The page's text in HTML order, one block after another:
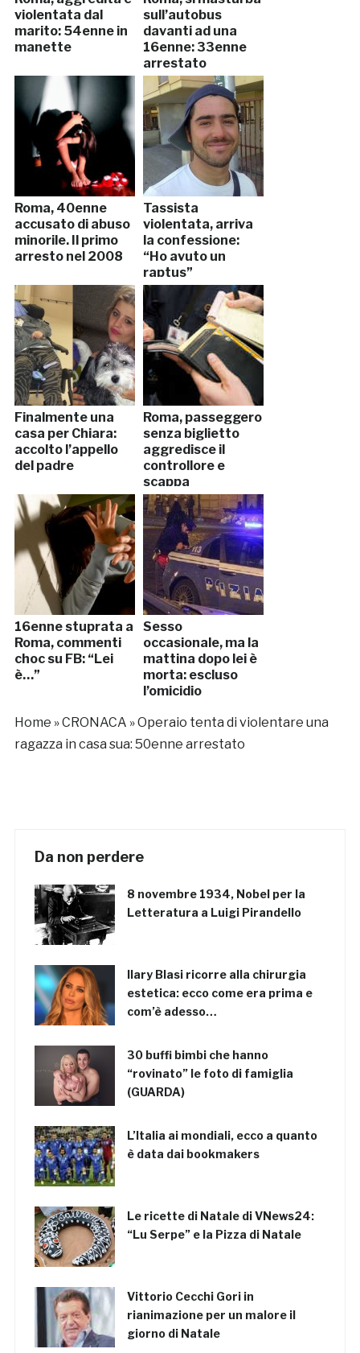
violentata dal
marito: 54enne in
manette
sull’autobus
davanti ad una
16enne: 33enne
arrestato
Roma, 40enne
accusato di abuso
minorile. Il primo
arresto nel 2008
Tassista
violentata, arriva
la confessione:
“Ho avuto un
raptus”
Finalmente una
casa per Chiara:
accolto l’appello
del padre
Roma, passeggero
senza biglietto
aggredisce il
controllore e
scappa
16enne stuprata a
Roma, commenti
choc su FB: “Lei
è…”
Sesso
occasionale, ma la
mattina dopo lei è
morta: escluso
l’omicidio
Home »CRONACA »Operaio tenta di violentare una
ragazza in casa sua: 50enne arrestato
Da non perdere
8 novembre 1934, Nobel per la
Letteratura a Luigi Pirandello
Ilary Blasi ricorre alla chirurgia
estetica: ecco come era prima e
com’è adesso…
30 buffi bimbi che hanno
“rovinato” le foto di famiglia
(GUARDA)
L’Italia ai mondiali, ecco a quanto
è data dai bookmakers
Le ricette di Natale di VNews24:
“Lu Serpe” e la Pizza di Natale
Vittorio Cecchi Gori in
rianimazione per un malore il
giorno di Natale